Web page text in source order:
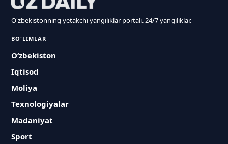
O'zbekistonning yetakchi yangiliklar portali. 24/7 yangiliklar.
BO'LIMLAR
O‘zbekiston
Iqtisod
Moliya
Texnologiyalar
Madaniyat
Sport